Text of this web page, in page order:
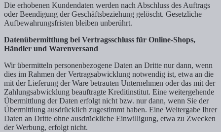
Die erhobenen Kundendaten werden nach Abschluss des Auftrags
oder Beendigung der Geschäftsbeziehung gelöscht. Gesetzliche
Aufbewahrungsfristen bleiben unberührt.
Datenübermittlung bei Vertragsschluss für Online-Shops,
Händler und Warenversand
Wir übermitteln personenbezogene Daten an Dritte nur dann, wenn
dies im Rahmen der Vertragsabwicklung notwendig ist, etwa an die
mit der Lieferung der Ware betrauten Unternehmen oder das mit der
Zahlungsabwicklung beauftragte Kreditinstitut. Eine weitergehende
Übermittlung der Daten erfolgt nicht bzw. nur dann, wenn Sie der
Übermittlung ausdrücklich zugestimmt haben. Eine Weitergabe Ihrer
Daten an Dritte ohne ausdrückliche Einwilligung, etwa zu Zwecken
der Werbung, erfolgt nicht.